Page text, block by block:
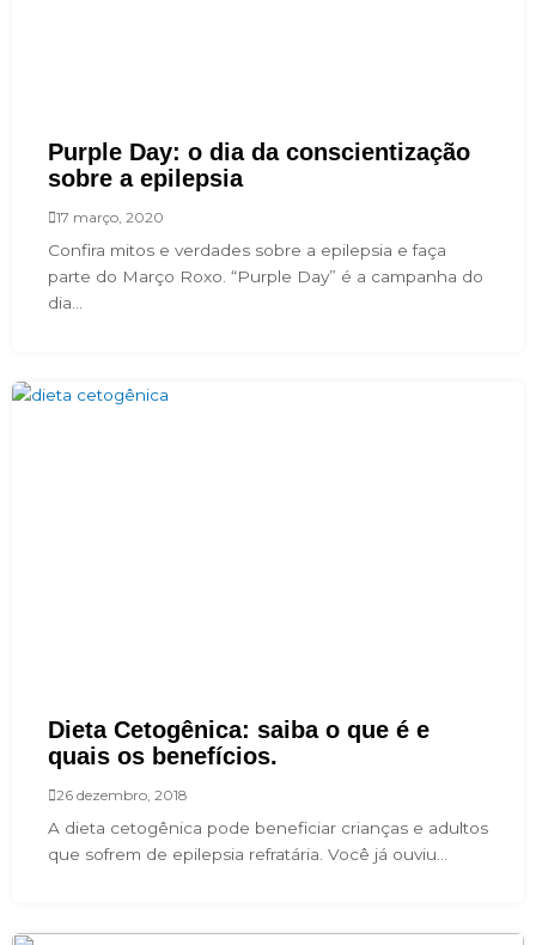
Purple Day: o dia da conscientização
sobre a epilepsia
17 março, 2020
Confira mitos e verdades sobre a epilepsia e faça
parte do Março Roxo. “Purple Day” é a campanha do
dia...
Dieta Cetogênica: saiba o que é e
quais os benefícios.
26 dezembro, 2018
A dieta cetogênica pode beneficiar crianças e adultos
que sofrem de epilepsia refratária. Você já ouviu...